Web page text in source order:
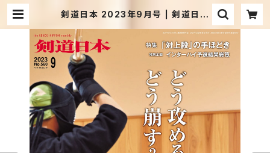
剣道日本 2023年9月号 | 剣道日本